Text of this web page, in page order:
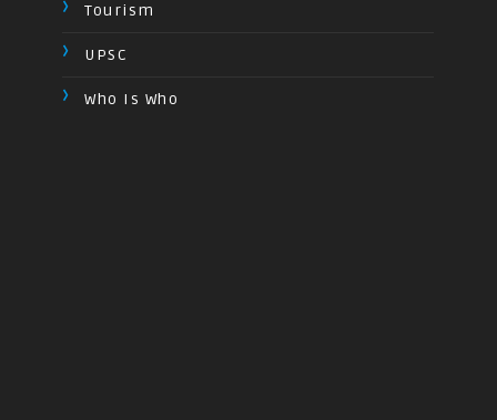
Tourism
UPSC
Who Is Who